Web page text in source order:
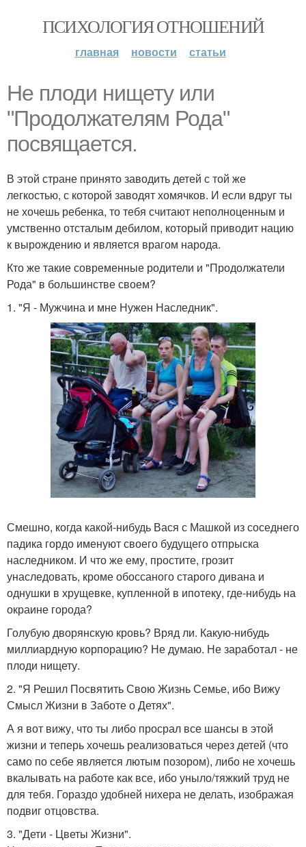
ПСИХОЛОГИЯ ОТНОШЕНИЙ
главная новости статьи
Не плоди нищету или
"Продолжателям Рода"
посвящается.
В этой стране принято заводить детей с той же
легкостью, с которой заводят хомячков. И если вдруг ты
не хочешь ребенка, то тебя считают неполноценным и
умственно отсталым дебилом, который приводит нацию
к вырождению и является врагом народа.
Кто же такие современные родители и "Продолжатели
Рода" в большинстве своем?
1. "Я - Мужчина и мне Нужен Наследник".
Смешно, когда какой-нибудь Вася с Машкой из соседнего
падика гордо именуют своего будущего отпрыска
наследником. И что же ему, простите, грозит
унаследовать, кроме обоссаного старого дивана и
однушки в хрущевке, купленной в ипотеку, где-нибудь на
окраине города?
Голубую дворянскую кровь? Вряд ли. Какую-нибудь
миллиардную корпорацию? Не думаю. Не заработал - не
плоди нищету.
2. "Я Решил Посвятить Свою Жизнь Семье, ибо Вижу
Смысл Жизни в Заботе о Детях".
А я вот вижу, что ты либо просрал все шансы в этой
жизни и теперь хочешь реализоваться через детей (что
само по себе является лютым позором), либо не хочешь
вкалывать на работе как все, ибо уныло/тяжкий труд не
для тебя. Гораздо удобней нихера не делать, изображая
подвиг отцовства.
3. "Дети - Цветы Жизни".